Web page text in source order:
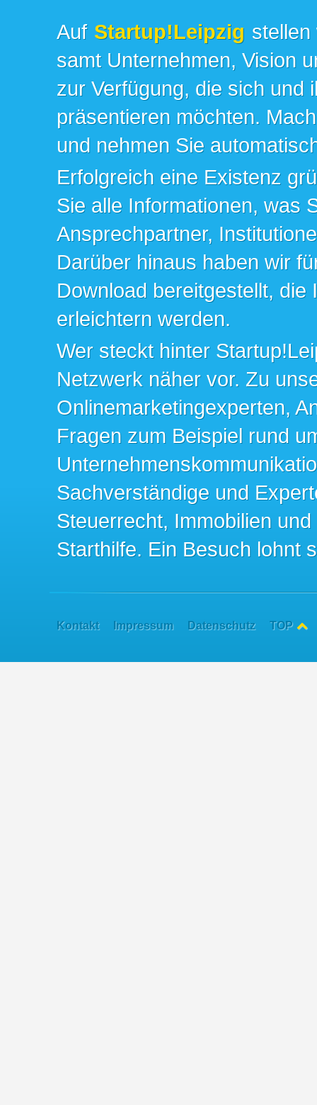
Auf Startup!Leipzig
samt Unternehmen, Vision
zur Verfügung, die sich und
präsentieren möchten.
und nehmen Sie
Erfolgreich eine Existenz
Sie alle Informationen, was
Ansprechpartner,
Darüber hinaus haben wir
Download bereitgestellt,
erleichtern werden.
Wer steckt hinter
Netzwerk näher vor. Zu
Onlinemarketingexperten,
Fragen zum Beispiel rund
Sachverständige und
Steuerrecht, Immobilien
Starthilfe. Ein Besuch lohnt
Kontakt Impressum Datenschutz TOP